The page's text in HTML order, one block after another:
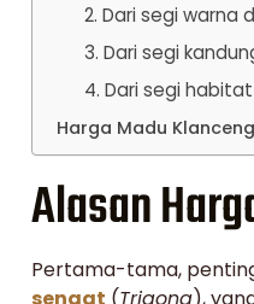
2. Dari segi warna
3. Dari segi
4. Dari segi
Harga Madu
Alasan
Pertama-tama,
sengat (Trigona),